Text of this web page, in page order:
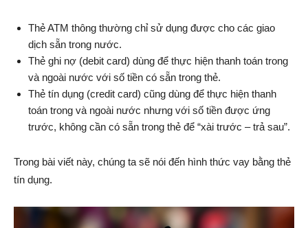
Thẻ ATM thông thường chỉ sử dụng được cho các giao
dịch sẵn trong nước.
Thẻ ghi nợ (debit card) dùng để thực hiện thanh toán trong
và ngoài nước với số tiền có sẵn trong thẻ.
Thẻ tín dụng (credit card) cũng dùng để thực hiện thanh
toán trong và ngoài nước nhưng với số tiền được ứng
trước, không cần có sẵn trong thẻ để “xài trước – trả sau”.
Trong bài viết này, chúng ta sẽ nói đến hình thức vay bằng thẻ
tín dụng.